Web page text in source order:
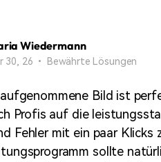
Wiedermann
30, 26 • Bewährte Lösungen
Bild ist
Profis auf die
Fehler mit ein paar Klicks
sollte